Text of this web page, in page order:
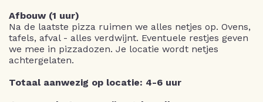
Afbouw (1 uur)
Na de laatste pizza ruimen we alles netjes op. Ovens,
tafels, afval - alles verdwijnt. Eventuele restjes geven
we mee in pizzadozen. Je locatie wordt netjes
achtergelaten.
Totaal aanwezig op locatie: 4-6 uur